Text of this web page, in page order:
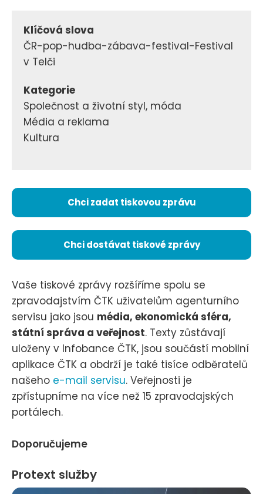
Klíčová slova
ČR-pop-hudba-zábava-festival-Festival
v Telči
Kategorie
Společnost a životní styl, móda
Média a reklama
Kultura
Chci zadat tiskovou zprávu
Chci dostávat tiskové zprávy
Vaše tiskové zprávy rozšíříme spolu se
zpravodajstvím ČTK uživatelům agenturního
servisu jako jsou média, ekonomická sféra,
státní správa a veřejnost. Texty zůstávají
uloženy v Infobance ČTK, jsou součástí mobilní
aplikace ČTK a obdrží je také tisíce odběratelů
našeho e-mail servisu. Veřejnosti je
zpřístupníme na více než 15 zpravodajských
portálech.
Doporučujeme
Protext služby